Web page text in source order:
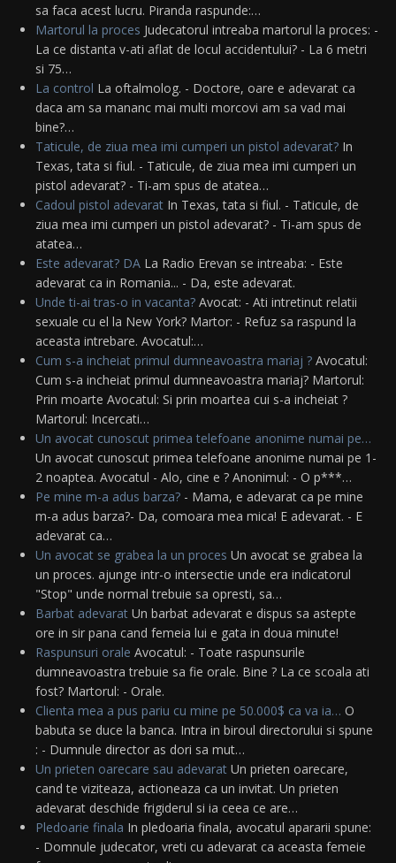
sa faca acest lucru. Piranda raspunde:…
Martorul la proces Judecatorul intreaba martorul la proces: -
La ce distanta v-ati aflat de locul accidentului? - La 6 metri
si 75…
La control La oftalmolog. - Doctore, oare e adevarat ca
daca am sa mananc mai multi morcovi am sa vad mai
bine?…
Taticule, de ziua mea imi cumperi un pistol adevarat? In
Texas, tata si fiul. - Taticule, de ziua mea imi cumperi un
pistol adevarat? - Ti-am spus de atatea…
Cadoul pistol adevarat In Texas, tata si fiul. - Taticule, de
ziua mea imi cumperi un pistol adevarat? - Ti-am spus de
atatea…
Este adevarat? DA La Radio Erevan se intreaba: - Este
adevarat ca in Romania... - Da, este adevarat.
Unde ti-ai tras-o in vacanta? Avocat: - Ati intretinut relatii
sexuale cu el la New York? Martor: - Refuz sa raspund la
aceasta intrebare. Avocatul:…
Cum s-a incheiat primul dumneavoastra mariaj ? Avocatul:
Cum s-a incheiat primul dumneavoastra mariaj? Martorul:
Prin moarte Avocatul: Si prin moartea cui s-a incheiat ?
Martorul: Incercati…
Un avocat cunoscut primea telefoane anonime numai pe…
Un avocat cunoscut primea telefoane anonime numai pe 1-
2 noaptea. Avocatul - Alo, cine e ? Anonimul: - O p***…
Pe mine m-a adus barza? - Mama, e adevarat ca pe mine
m-a adus barza?- Da, comoara mea mica! E adevarat. - E
adevarat ca…
Un avocat se grabea la un proces Un avocat se grabea la
un proces. ajunge intr-o intersectie unde era indicatorul
"Stop" unde normal trebuie sa opresti, sa…
Barbat adevarat Un barbat adevarat e dispus sa astepte
ore in sir pana cand femeia lui e gata in doua minute!
Raspunsuri orale Avocatul: - Toate raspunsurile
dumneavoastra trebuie sa fie orale. Bine ? La ce scoala ati
fost? Martorul: - Orale.
Clienta mea a pus pariu cu mine pe 50.000$ ca va ia… O
babuta se duce la banca. Intra in biroul directorului si spune
: - Dumnule director as dori sa mut…
Un prieten oarecare sau adevarat Un prieten oarecare,
cand te viziteaza, actioneaza ca un invitat. Un prieten
adevarat deschide frigiderul si ia ceea ce are…
Pledoarie finala In pledoaria finala, avocatul apararii spune:
- Domnule judecator, vreti cu adevarat ca aceasta femeie